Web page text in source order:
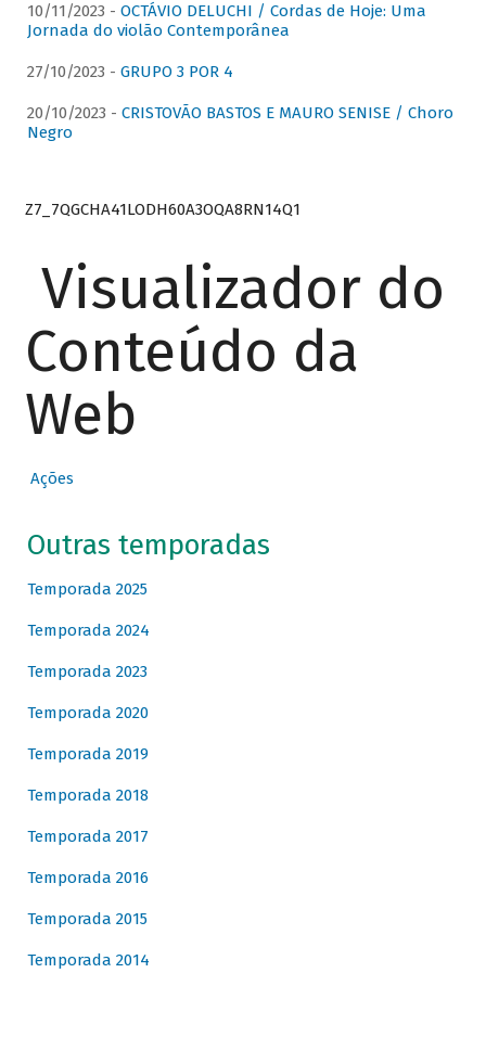
10/11/2023 - OCTÁVIO DELUCHI / Cordas de Hoje: Uma
Jornada do violão Contemporânea
27/10/2023 - GRUPO 3 POR 4
20/10/2023 - CRISTOVÃO BASTOS E MAURO SENISE / Choro
Negro
Z7_7QGCHA41LODH60A3OQA8RN14Q1
Visualizador do
Conteúdo da
Web
Ações
Outras temporadas
Temporada 2025
Temporada 2024
Temporada 2023
Temporada 2020
Temporada 2019
Temporada 2018
Temporada 2017
Temporada 2016
Temporada 2015
Temporada 2014